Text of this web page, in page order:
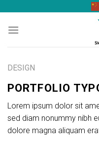
content
DESIGN
PORTFOLIO
Lorem ipsum dolor sit
sed diam nonummy nibh
dolore magna aliquam